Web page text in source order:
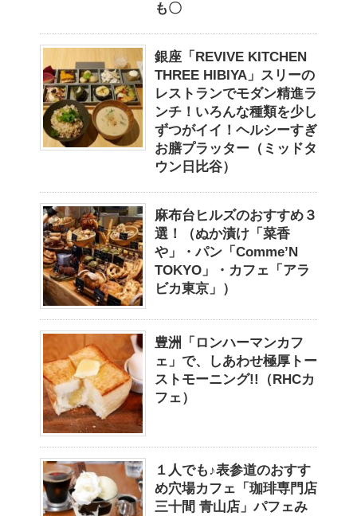
も〇
銀座「REVIVE KITCHEN
THREE HIBIYA」スリーの
レストランでモダン精進ラ
ンチ！いろんな種類を少し
ずつがイイ！ヘルシーすぎ
お膳プラッター（ミッドタ
ウン日比谷）
麻布台ヒルズのおすすめ３
選！（ぬか漬け「菜香
や」・パン「Comme’N
TOKYO」・カフェ「アラ
ビカ東京」）
豊洲「ロンハーマンカフ
ェ」で、しあわせ極厚トー
ストモーニング!!（RHCカ
フェ）
１人でも♪表参道のおすす
め穴場カフェ「珈琲専門店
三十間 青山店」パフェみ